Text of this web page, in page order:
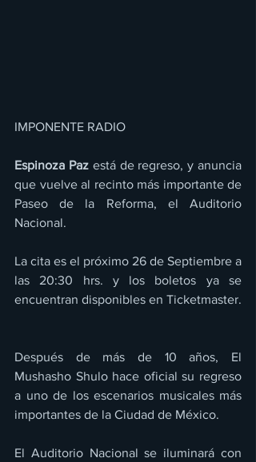
IMPONENTE RADIO
Espinoza Paz está de regreso, y anuncia
que vuelve al recinto más importante de
Paseo de la Reforma, el Auditorio
Nacional.
La cita es el próximo 26 de Septiembre a
las 20:30 hrs. y los boletos ya se
encuentran disponibles en Ticketmaster.
Después de más de 10 años, El
Mushasho Shulo hace oficial su regreso
a uno de los escenarios musicales más
importantes de la Ciudad de México.
El Auditorio Nacional se iluminará con